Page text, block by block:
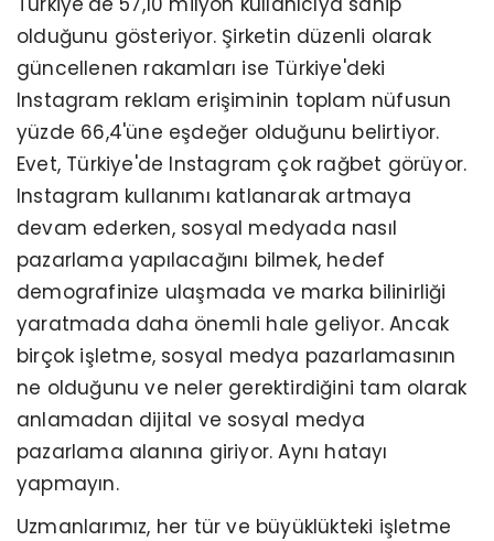
olduğunu gösteriyor. Şirketin düzenli olarak
güncellenen rakamları ise Türkiye'deki
Instagram reklam erişiminin toplam nüfusun
yüzde 66,4'üne eşdeğer olduğunu belirtiyor.
Evet, Türkiye'de Instagram çok rağbet görüyor.
Instagram kullanımı katlanarak artmaya
devam ederken, sosyal medyada nasıl
pazarlama yapılacağını bilmek, hedef
demografinize ulaşmada ve marka bilinirliği
yaratmada daha önemli hale geliyor. Ancak
birçok işletme, sosyal medya pazarlamasının
ne olduğunu ve neler gerektirdiğini tam olarak
anlamadan dijital ve sosyal medya
pazarlama alanına giriyor. Aynı hatayı
yapmayın.
Uzmanlarımız, her tür ve büyüklükteki işletme